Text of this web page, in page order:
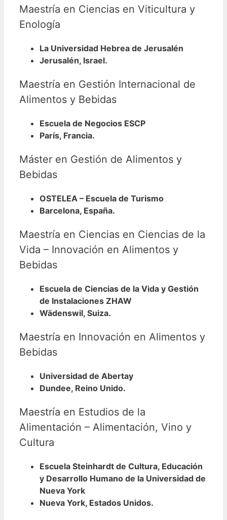
Maestría en Ciencias en Viticultura y
Enología
La Universidad Hebrea de Jerusalén
Jerusalén, Israel.
Maestría en Gestión Internacional de
Alimentos y Bebidas
Escuela de Negocios ESCP
París, Francia.
Máster en Gestión de Alimentos y
Bebidas
OSTELEA – Escuela de Turismo
Barcelona, España.
Maestría en Ciencias en Ciencias de la
Vida – Innovación en Alimentos y
Bebidas
Escuela de Ciencias de la Vida y Gestión
de Instalaciones ZHAW
Wädenswil, Suiza.
Maestría en Innovación en Alimentos y
Bebidas
Universidad de Abertay
Dundee, Reino Unido.
Maestría en Estudios de la
Alimentación – Alimentación, Vino y
Cultura
Escuela Steinhardt de Cultura, Educación
y Desarrollo Humano de la Universidad de
Nueva York
Nueva York, Estados Unidos.